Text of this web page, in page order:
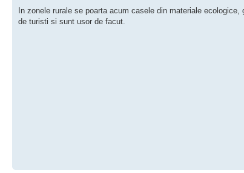
In zonele rurale se poarta acum casele din materiale
de turisti si sunt usor de facut.